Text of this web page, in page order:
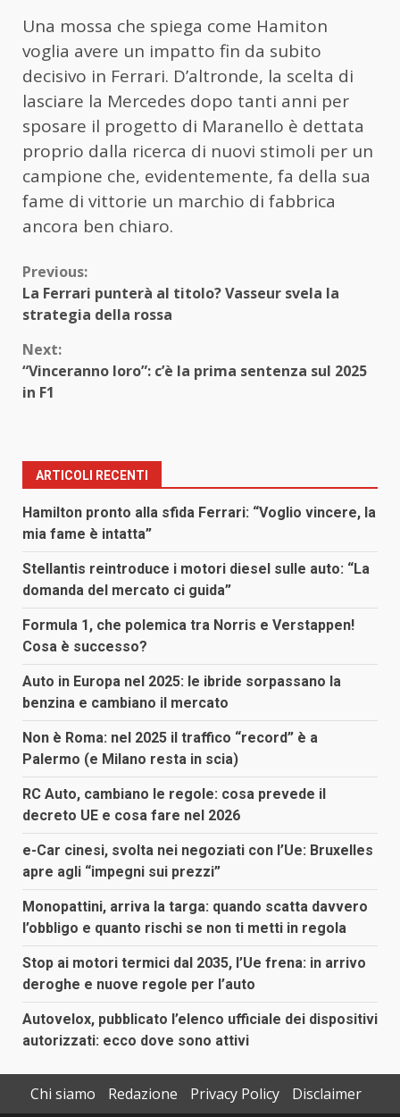
Una mossa che spiega come Hamiton
voglia avere un impatto fin da subito
decisivo in Ferrari. D’altronde, la scelta di
lasciare la Mercedes dopo tanti anni per
sposare il progetto di Maranello è dettata
proprio dalla ricerca di nuovi stimoli per un
campione che, evidentemente, fa della sua
fame di vittorie un marchio di fabbrica
ancora ben chiaro.
Continue
Reading
Previous:
La Ferrari punterà al titolo? Vasseur svela la
strategia della rossa
Next:
“Vinceranno loro”: c’è la prima sentenza sul 2025
in F1
ARTICOLI RECENTI
Hamilton pronto alla sfida Ferrari: “Voglio vincere, la
mia fame è intatta”
Stellantis reintroduce i motori diesel sulle auto: “La
domanda del mercato ci guida”
Formula 1, che polemica tra Norris e Verstappen!
Cosa è successo?
Auto in Europa nel 2025: le ibride sorpassano la
benzina e cambiano il mercato
Non è Roma: nel 2025 il traffico “record” è a
Palermo (e Milano resta in scia)
RC Auto, cambiano le regole: cosa prevede il
decreto UE e cosa fare nel 2026
e-Car cinesi, svolta nei negoziati con l’Ue: Bruxelles
apre agli “impegni sui prezzi”
Monopattini, arriva la targa: quando scatta davvero
l’obbligo e quanto rischi se non ti metti in regola
Stop ai motori termici dal 2035, l’Ue frena: in arrivo
deroghe e nuove regole per l’auto
Autovelox, pubblicato l’elenco ufficiale dei dispositivi
autorizzati: ecco dove sono attivi
Chi siamo Redazione Privacy Policy Disclaimer